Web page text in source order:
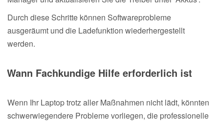
Durch diese Schritte können Softwareprobleme
ausgeräumt und die Ladefunktion wiederhergestellt
werden.
Wann Fachkundige Hilfe erforderlich ist
Wenn Ihr Laptop trotz aller Maßnahmen nicht lädt, könnten
schwerwiegendere Probleme vorliegen, die professionelle